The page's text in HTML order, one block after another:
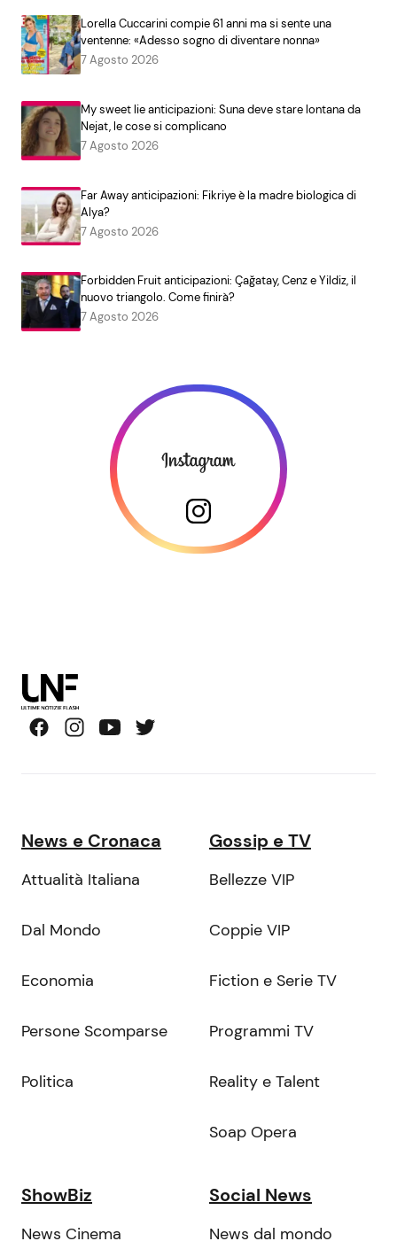
Lorella Cuccarini compie 61 anni ma si sente una
ventenne: «Adesso sogno di diventare nonna»
7 Agosto 2026
My sweet lie anticipazioni: Suna deve stare lontana da
Nejat, le cose si complicano
7 Agosto 2026
Far Away anticipazioni: Fikriye è la madre biologica di
Alya?
7 Agosto 2026
Forbidden Fruit anticipazioni: Çağatay, Cenz e Yildiz, il
nuovo triangolo. Come finirà?
7 Agosto 2026
News e Cronaca
Attualità Italiana
Dal Mondo
Economia
Persone Scomparse
Politica
Gossip e TV
Bellezze VIP
Coppie VIP
Fiction e Serie TV
Programmi TV
Reality e Talent
Soap Opera
ShowBiz
News Cinema
Social News
News dal mondo